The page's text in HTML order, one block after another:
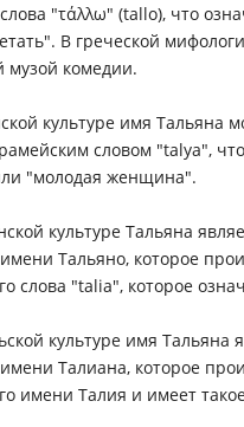
"τάλλω" (tallo), что
В греческой
музой комедии.
культуре имя Тальяна
словом "talya",
"молодая женщина".
культуре Тальяна
Тальяно, которое
слова "talia", которое
культуре имя Тальяна
Талиана, которое
имени Талия и имеет